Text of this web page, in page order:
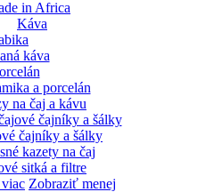
in Africa
Káva
káva
a porcelán
na čaj a kávu
čajníky a šálky
čajníky a šálky
kazety na čaj
sitká a filtre
Zobraziť menej